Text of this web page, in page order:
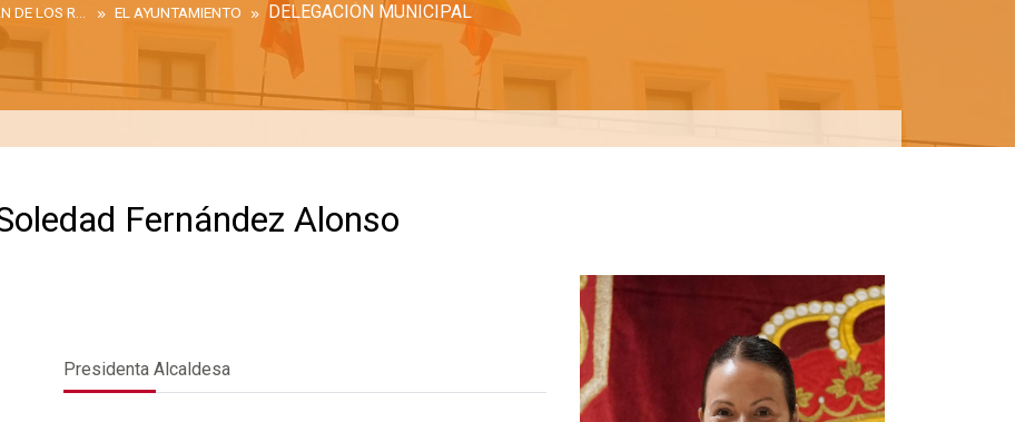
EL AYUNTAMIENTO DELEGACIÓN MUNICIPAL
Fernández Alonso
Presidenta Alcaldesa